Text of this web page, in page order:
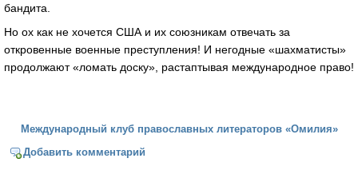
бандита.
Но ох как не хочется США и их союзникам отвечать за
откровенные военные преступления! И негодные «шахматисты»
продолжают «ломать доску», растаптывая международное право!
Международный клуб православных литераторов «Омилия»
Добавить комментарий